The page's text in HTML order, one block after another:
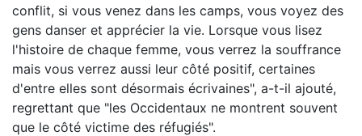
conflit, si vous venez dans les camps, vous voyez des
gens danser et apprécier la vie. Lorsque vous lisez
l'histoire de chaque femme, vous verrez la souffrance
mais vous verrez aussi leur côté positif, certaines
d'entre elles sont désormais écrivaines", a-t-il ajouté,
regrettant que "les Occidentaux ne montrent souvent
que le côté victime des réfugiés".